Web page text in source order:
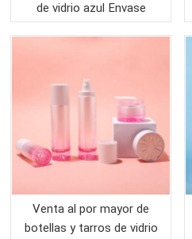
de vidrio azul Envase
cosmético Juego de
Cuidado de la piel Embalaje
Venta al por mayor de
botellas y tarros de vidrio